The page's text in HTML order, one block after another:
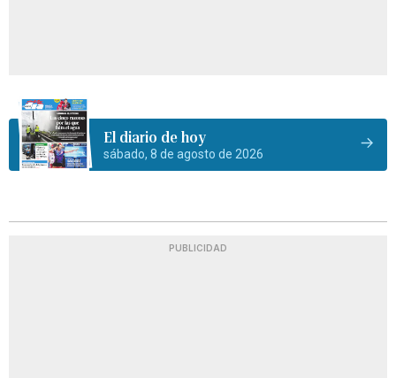
El diario de hoy
sábado, 8 de agosto de 2026
PUBLICIDAD